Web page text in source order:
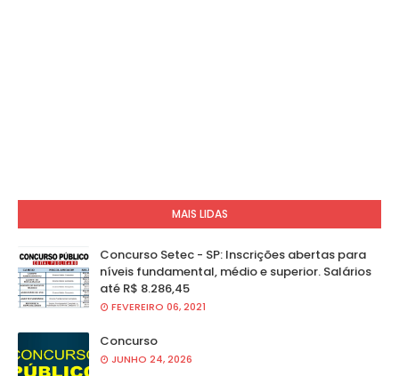
MAIS LIDAS
Concurso Setec - SP: Inscrições abertas para
níveis fundamental, médio e superior. Salários
até R$ 8.286,45
FEVEREIRO 06, 2021
Concurso
JUNHO 24, 2026